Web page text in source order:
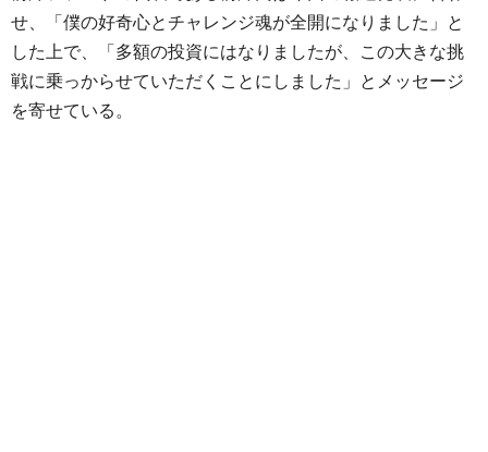
せ、「僕の好奇心とチャレンジ魂が全開になりました」と
した上で、「多額の投資にはなりましたが、この大きな挑
戦に乗っからせていただくことにしました」とメッセージ
を寄せている。